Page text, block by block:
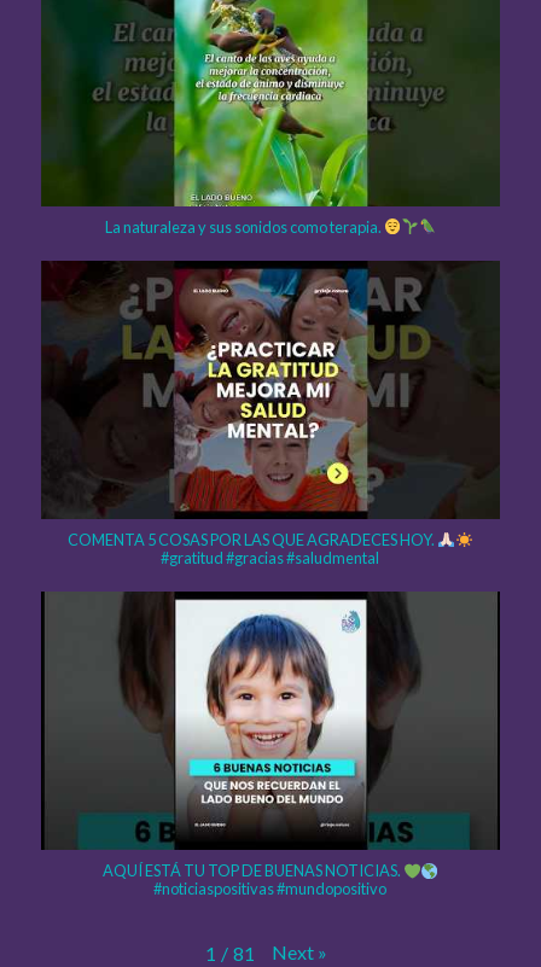
La naturaleza y sus sonidos como terapia.
COMENTA 5 COSAS POR LAS QUE AGRADECES HOY.
#gratitud #gracias #saludmental
AQUÍ ESTÁ TU TOP DE BUENAS NOTICIAS.
#noticiaspositivas #mundopositivo
1 / 81 Next »